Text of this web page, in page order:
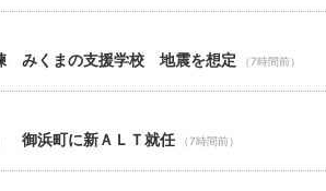
みくまの支援学校 地震を想定 （7時間前）
御浜町に新ＡＬＴ就任 （7時間前）